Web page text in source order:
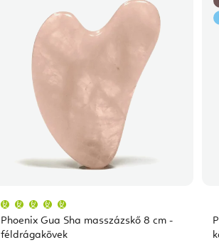
Phoenix Gua Sha masszázskő 8 cm -
féldrágakövek
átlagos
értékelése